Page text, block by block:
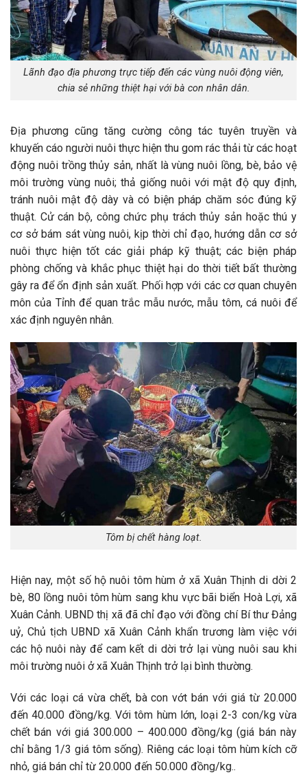
Lãnh đạo địa phương trực tiếp đến các vùng nuôi động viên,
chia sẻ những thiệt hại với bà con nhân dân.
Địa phương cũng tăng cường công tác tuyên truyền và
khuyến cáo người nuôi thực hiện thu gom rác thải từ các hoạt
động nuôi trồng thủy sản, nhất là vùng nuôi lồng, bè, bảo vệ
môi trường vùng nuôi; thả giống nuôi với mật độ quy định,
tránh nuôi mật độ dày và có biện pháp chăm sóc đúng kỹ
thuật. Cử cán bộ, công chức phụ trách thủy sản hoặc thú y
cơ sở bám sát vùng nuôi, kịp thời chỉ đạo, hướng dẫn cơ sở
nuôi thực hiện tốt các giải pháp kỹ thuật; các biện pháp
phòng chống và khắc phục thiệt hại do thời tiết bất thường
gây ra để ổn định sản xuất. Phối hợp với các cơ quan chuyên
môn của Tỉnh để quan trắc mẫu nước, mẫu tôm, cá nuôi để
xác định nguyên nhân.
Tôm bị chết hàng loạt.
Hiện nay, một số hộ nuôi tôm hùm ở xã Xuân Thịnh di dời 2
bè, 80 lồng nuôi tôm hùm sang khu vực bãi biển Hoà Lợi, xã
Xuân Cảnh. UBND thị xã đã chỉ đạo với đồng chí Bí thư Đảng
uỷ, Chủ tịch UBND xã Xuân Cảnh khẩn trương làm việc với
các hộ nuôi này để cam kết di dời trở lại vùng nuôi sau khi
môi trường nuôi ở xã Xuân Thịnh trở lại bình thường.
Với các loại cá vừa chết, bà con vớt bán với giá từ 20.000
đến 40.000 đồng/kg. Với tôm hùm lớn, loại 2-3 con/kg vừa
chết bán với giá 300.000 – 400.000 đồng/kg (giá bán này
chỉ bằng 1/3 giá tôm sống). Riêng các loại tôm hùm kích cỡ
nhỏ, giá bán chỉ từ 20.000 đến 50.000 đồng/kg..